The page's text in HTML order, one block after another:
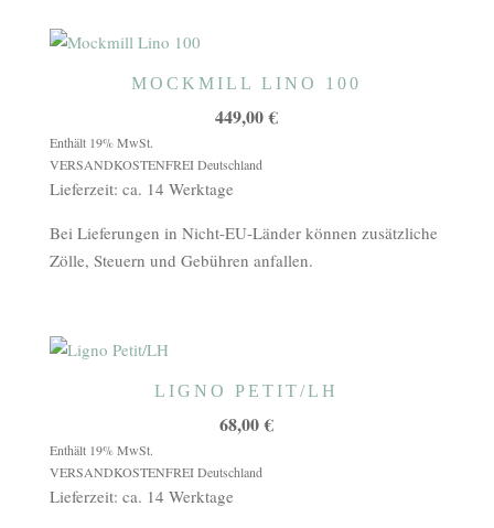
MOCKMILL LINO 100
449,00€
Enthält 19% MwSt.
VERSANDKOSTENFREI Deutschland
Lieferzeit: ca. 14 Werktage
Bei Lieferungen in Nicht-EU-Länder können zusätzliche
Zölle, Steuern und Gebühren anfallen.
LIGNO PETIT/LH
68,00€
Enthält 19% MwSt.
VERSANDKOSTENFREI Deutschland
Lieferzeit: ca. 14 Werktage